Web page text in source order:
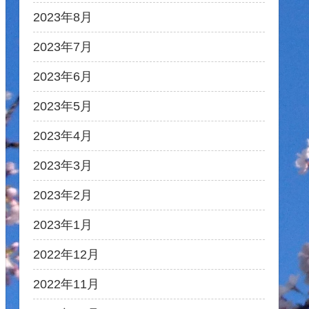
2023年8月
2023年7月
2023年6月
2023年5月
2023年4月
2023年3月
2023年2月
2023年1月
2022年12月
2022年11月